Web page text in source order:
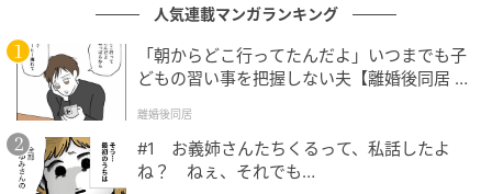
出典：リビング東京Web
人気連載マンガランキング
「朝からどこ行ってたんだよ」いつまでも子
どもの習い事を把握しない夫【離婚後同居 Vo
離婚後同居
#1 お義姉さんたちくるって、私話したよ
ね？ ねぇ、それでも…